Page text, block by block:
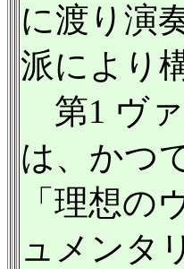
に渡り演
派により
第1 ヴ
は、かつ
「理想
ュメンタ